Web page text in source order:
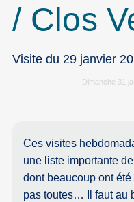
/ Clos
Visite du 29 janvier
Dimanche 31
Ces visites
une liste importante
dont beaucoup ont
pas toutes… Il faut au